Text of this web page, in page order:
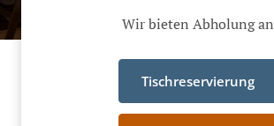
Wir bieten Abholung an
Tischreservierung